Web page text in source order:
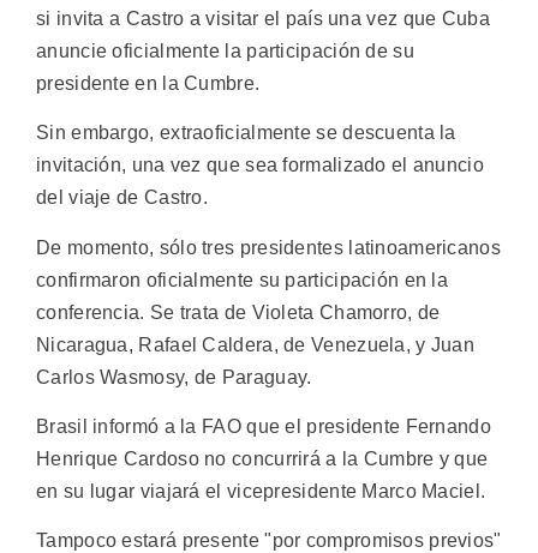
si invita a Castro a visitar el país una vez que Cuba
anuncie oficialmente la participación de su
presidente en la Cumbre.
Sin embargo, extraoficialmente se descuenta la
invitación, una vez que sea formalizado el anuncio
del viaje de Castro.
De momento, sólo tres presidentes latinoamericanos
confirmaron oficialmente su participación en la
conferencia. Se trata de Violeta Chamorro, de
Nicaragua, Rafael Caldera, de Venezuela, y Juan
Carlos Wasmosy, de Paraguay.
Brasil informó a la FAO que el presidente Fernando
Henrique Cardoso no concurrirá a la Cumbre y que
en su lugar viajará el vicepresidente Marco Maciel.
Tampoco estará presente "por compromisos previos"